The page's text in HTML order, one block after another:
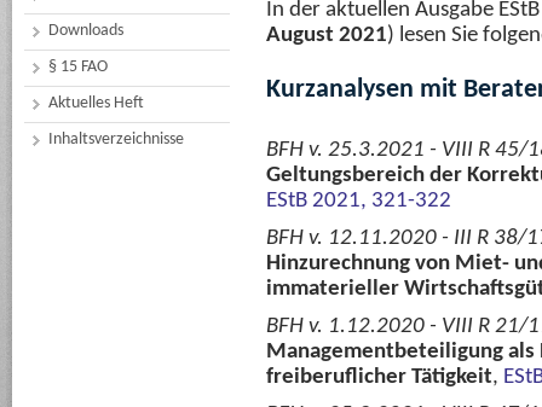
Downloads
§ 15 FAO
Aktuelles Heft
Inhaltsverzeichnisse
In der aktuellen Ausgabe
August 2021) lesen Sie
Kurzanalysen mit
BFH v. 25.3.2021 - VIII R 45/
Geltungsbereich der
EStB 2021, 321-322
BFH v. 12.11.2020 - III R 38/
Hinzurechnung von Miet-
immaterieller
BFH v. 1.12.2020 - VIII R 21/
Managementbeteiligung
freiberuflicher Tätigkeit,